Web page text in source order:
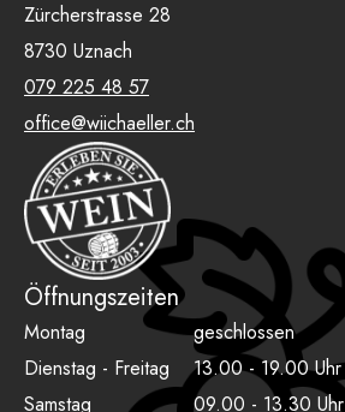
Zürcherstrasse 28
8730 Uznach
079 225 48 57
office@wiichaeller.ch
Öffnungszeiten
Montag
geschlossen
Dienstag - Freitag
13.00 - 19.00 Uhr
Samstag
09.00 - 13.30 Uhr